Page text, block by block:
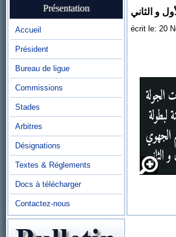
Présentation
Accueil
Président
Bureau de ligue
Commissions
Stades
Arbitres
Désignations
Textes & Réglements
Docs à télécharger
Contactez-nous
و الثاني
écrit le: 20